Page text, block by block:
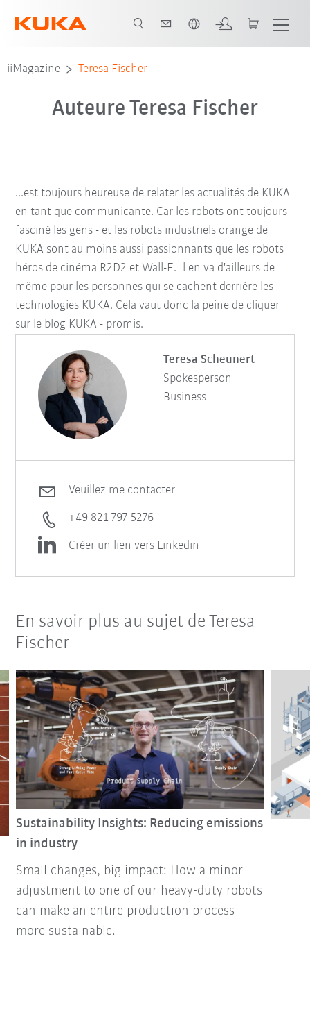
iiMagazine Teresa Fischer
Auteure Teresa Fischer
...est toujours heureuse de relater les actualités de KUKA
en tant que communicante. Car les robots ont toujours
fasciné les gens - et les robots industriels orange de
KUKA sont au moins aussi passionnants que les robots
héros de cinéma R2D2 et Wall-E. Il en va d'ailleurs de
même pour les personnes qui se cachent derrière les
technologies KUKA. Cela vaut donc la peine de cliquer
sur le blog KUKA - promis.
Teresa Scheunert
Spokesperson
Business
Veuillez me contacter
+49 821 797-5276
Créer un lien vers Linkedin
En savoir plus au sujet de Teresa
Fischer
Sustainability Insights: Reducing emissions
in industry
Small changes, big impact: How a minor
adjustment to one of our heavy-duty robots
can make an entire production process
more sustainable.